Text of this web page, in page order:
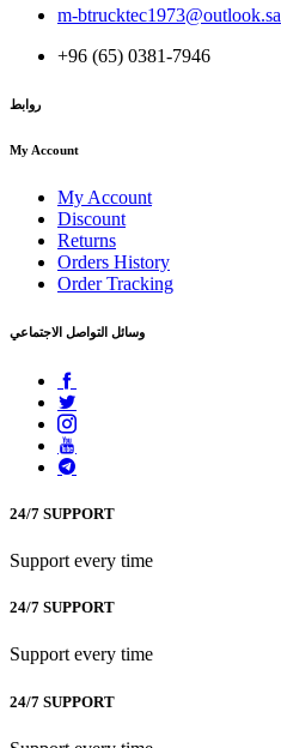
m-btrucktec1973@outlook.sa
+96 (65) 0381-7946
روابط
My Account
My Account
Discount
Returns
Orders History
Order Tracking
وسائل التواصل الاجتماعي
24/7 SUPPORT
Support every time
24/7 SUPPORT
Support every time
24/7 SUPPORT